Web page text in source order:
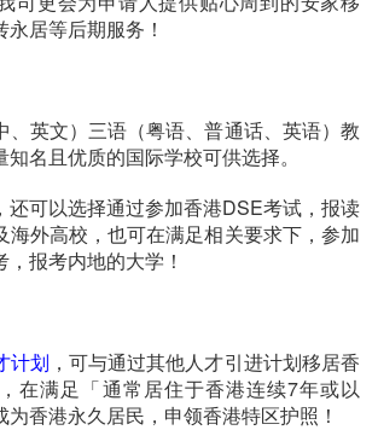
居等后期服务！
、英文）三语（粤语、普通话、英语）教
名且优质的国际学校可供选择。
还可以选择通过参加香港DSE考试，报读
海外高校，也可在满足相关要求下，参加
报考内地的大学！
计划 ，可与通过其他人才引进计划移居香
在满足「通常居住于香港连续7年或以
香港永久居民，申领香港特区护照！